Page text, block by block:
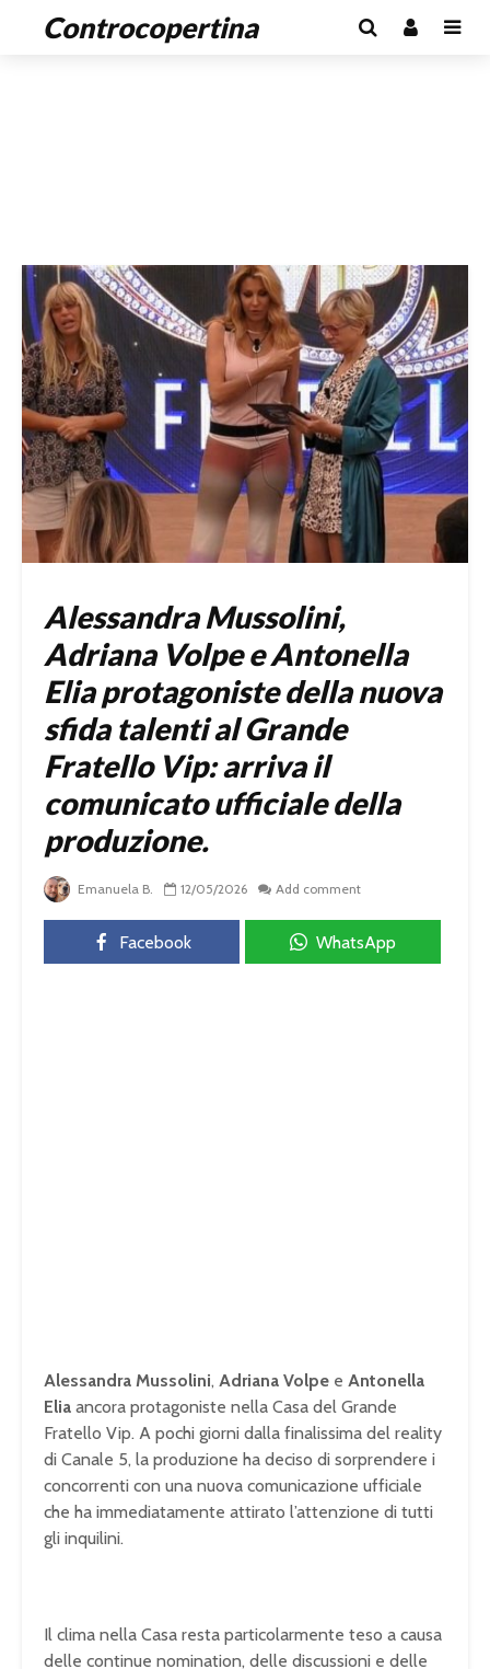
Controcopertina
Alessandra Mussolini,
Adriana Volpe e Antonella
Elia protagoniste della nuova
sfida talenti al Grande
Fratello Vip: arriva il
comunicato ufficiale della
produzione.
Emanuela B. 12/05/2026 Add comment
Facebook WhatsApp
Alessandra Mussolini, Adriana Volpe e Antonella
Elia ancora protagoniste nella Casa del Grande
Fratello Vip. A pochi giorni dalla finalissima del reality
di Canale 5, la produzione ha deciso di sorprendere i
concorrenti con una nuova comunicazione ufficiale
che ha immediatamente attirato l’attenzione di tutti
gli inquilini.
Il clima nella Casa resta particolarmente teso a causa
delle continue nomination, delle discussioni e delle